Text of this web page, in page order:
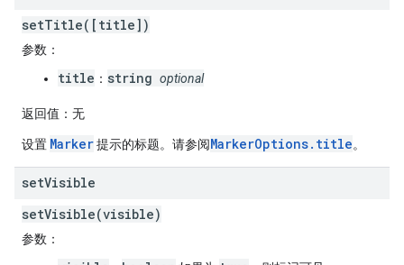
setTitle([title])
参数 ：
title ： string optional
返回值 ：无
设置 Marker提示的标题。请参阅MarkerOptions.title。
setVisible
setVisible(visible)
参数 ：